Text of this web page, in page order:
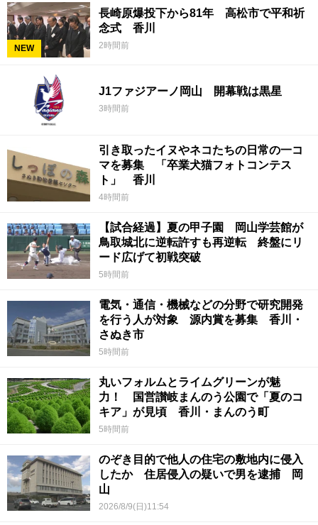
NEW
長崎原爆投下から81年 高松市で平和祈
念式 香川
2時間前
J1ファジアーノ岡山 開幕戦は黒星
3時間前
引き取ったイヌやネコたちの日常の一コ
マを募集 「卒業犬猫フォトコンテス
ト」 香川
4時間前
【試合経過】夏の甲子園 岡山学芸館が
鳥取城北に逆転許すも再逆転 終盤にリ
ード広げて初戦突破
5時間前
電気・通信・機械などの分野で研究開発
を行う人が対象 源内賞を募集 香川・
さぬき市
5時間前
丸いフォルムとライムグリーンが魅
力！ 国営讃岐まんのう公園で「夏のコ
キア」が見頃 香川・まんのう町
5時間前
のぞき目的で他人の住宅の敷地内に侵入
したか 住居侵入の疑いで男を逮捕 岡
山
2026/8/9(日)11:54